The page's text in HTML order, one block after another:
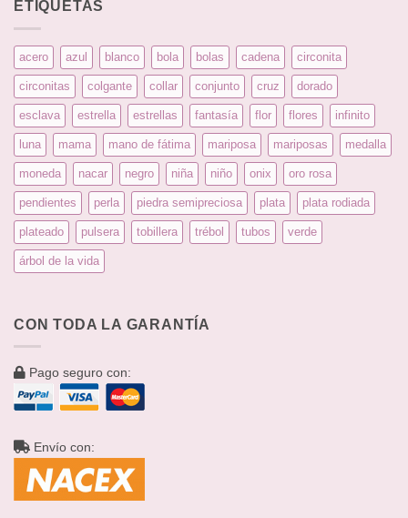
ETIQUETAS
acero azul blanco bola bolas cadena circonita
circonitas colgante collar conjunto cruz dorado
esclava estrella estrellas fantasía flor flores infinito
luna mama mano de fátima mariposa mariposas medalla
moneda nacar negro niña niño onix oro rosa
pendientes perla piedra semipreciosa plata plata rodiada
plateado pulsera tobillera trébol tubos verde
árbol de la vida
CON TODA LA GARANTÍA
Pago seguro con:
Envío con: